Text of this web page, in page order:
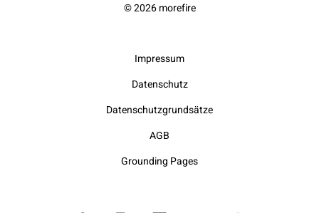
© 2026 morefire
Impressum
Datenschutz
Datenschutzgrundsätze
AGB
Grounding Pages